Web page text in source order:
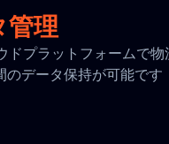
管理
ドプラットフォームで
のデータ保持が可能です